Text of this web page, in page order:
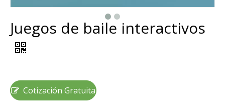
Juegos de baile interactivos
Cotización Gratuita